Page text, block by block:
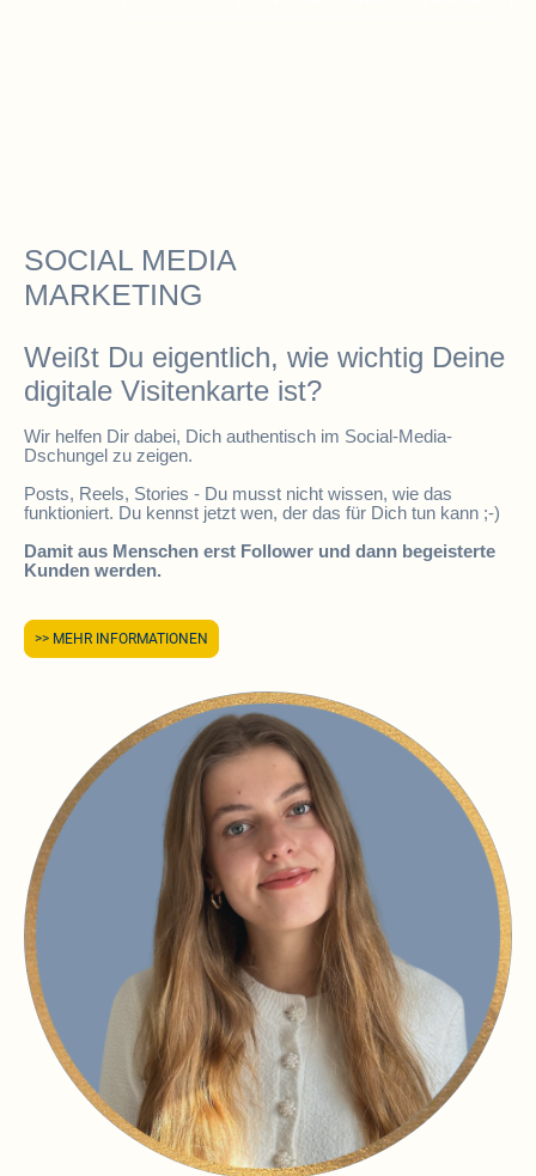
SOCIAL MEDIA
MARKETING
Weißt Du eigentlich, wie wichtig Deine
digitale Visitenkarte ist?
Wir helfen Dir dabei, Dich authentisch im Social-Media-
Dschungel zu zeigen.
Posts, Reels, Stories - Du musst nicht wissen, wie das
funktioniert. Du kennst jetzt wen, der das für Dich tun kann ;-)
Damit aus Menschen erst Follower und dann begeisterte
Kunden werden.
>> MEHR INFORMATIONEN